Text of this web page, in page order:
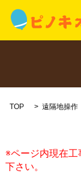
TOP 遠隔地操作
※ページ内現在工
下さい。